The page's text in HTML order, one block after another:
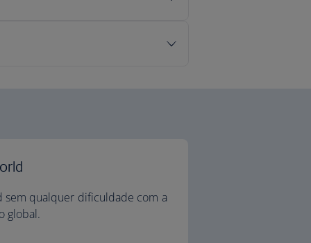
sem qualquer dificuldade com a
global.